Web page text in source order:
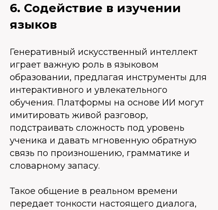
6. Содействие в изучении
языков
Генеративный искусственный интеллект
играет важную роль в языковом
образовании, предлагая инструменты для
интерактивного и увлекательного
обучения. Платформы на основе ИИ могут
имитировать живой разговор,
подстраивать сложность под уровень
ученика и давать мгновенную обратную
связь по произношению, грамматике и
словарному запасу.
Такое общение в реальном времени
передает тонкости настоящего диалога,